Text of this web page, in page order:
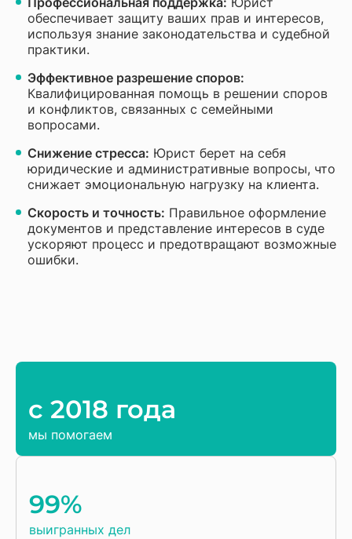
обеспечивает защиту ваших прав и интересов,
используя знание законодательства и судебной
практики.
Эффективное разрешение споров:
Квалифицированная помощь в решении споров
и конфликтов, связанных с семейными
вопросами.
Снижение стресса: Юрист берет на себя
юридические и административные вопросы, что
снижает эмоциональную нагрузку на клиента.
Скорость и точность: Правильное оформление
документов и представление интересов в суде
ускоряют процесс и предотвращают возможные
ошибки.
c 2018 года
мы помогаем
99%
выигранных дел